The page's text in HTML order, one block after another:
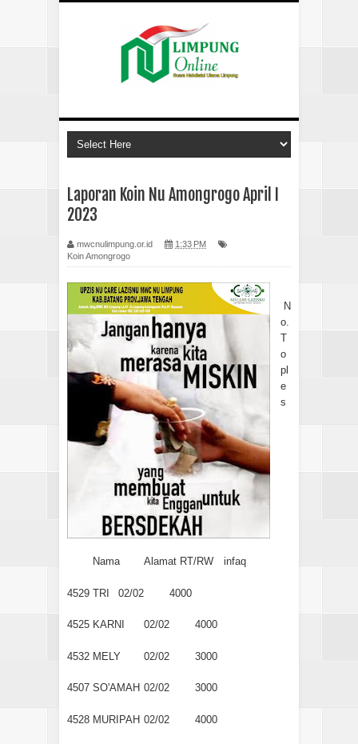
Laporan Koin Nu Amongrogo April I
2023
mwcnulimpung.or.id
1:33 PM
Koin Amongrogo
N
o.
T
o
pl
e
s
Nama Alamat RT/RW infaq
4529 TRI 02/02 4000
4525 KARNI 02/02 4000
4532 MELY 02/02 3000
4507 SO'AMAH 02/02 3000
4528 MURIPAH 02/02 4000